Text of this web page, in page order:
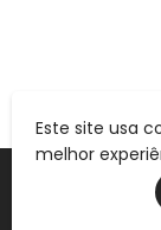
da 'finalização'
estando o
imagens dos
ilustrativas. As
às configurações
Ind. E Com. De
105.877.541.113 |
Este site usa
melhor